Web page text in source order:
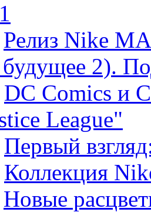
Релиз Nike
2).
DC Comics и
League"
Первый
Коллекция
Новые